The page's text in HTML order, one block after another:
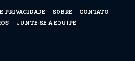
PRIVACIDADE SOBRE
CONTATO
JUNTE-SE À EQUIPE